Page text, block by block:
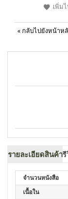
เพิ่ม
« กลับไปยังหน้าห
รายละเอียดสินค้า
จำนวนหนังสือ
เนื้อใน